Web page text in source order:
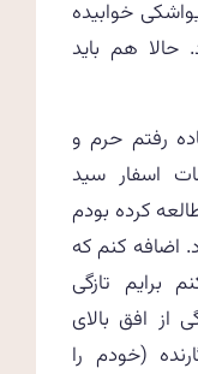
خوابیده
هم باید
رفتم حرم و
اسفار سید
کرده بودم
اضافه کنم که
برایم تازگی
از افق بالای
(خودم را